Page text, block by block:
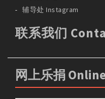
辅导处 Instagram
联系我们
网上乐捐